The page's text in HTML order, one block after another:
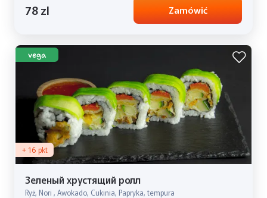
78 zl Zamówić
vega
+ 16 pkt
Зеленый хрустящий ролл
Ryż, Nori , Awokado, Cukinia, Papryka, tempura